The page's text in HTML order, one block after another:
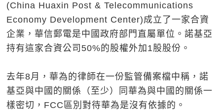
(China Huaxin Post & Telecommunications
Economy Development Center)成立了一家合資
企業，華信郵電是中國政府部門直屬單位。諾基亞
持有這家合資公司50%的股權外加1股股份。
去年8月，華為的律師在一份監管備案檔中稱，諾
基亞與中國的關係（至少）同華為與中國的關係一
樣密切，FCC區別對待華為是沒有依據的。